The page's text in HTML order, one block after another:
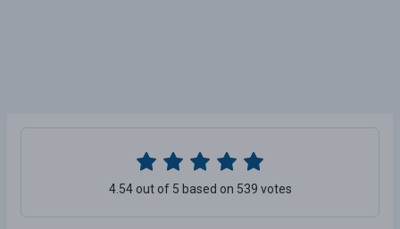
4.54 out of 5 based on 539 votes